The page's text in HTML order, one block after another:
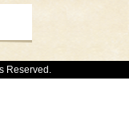
Reserved.